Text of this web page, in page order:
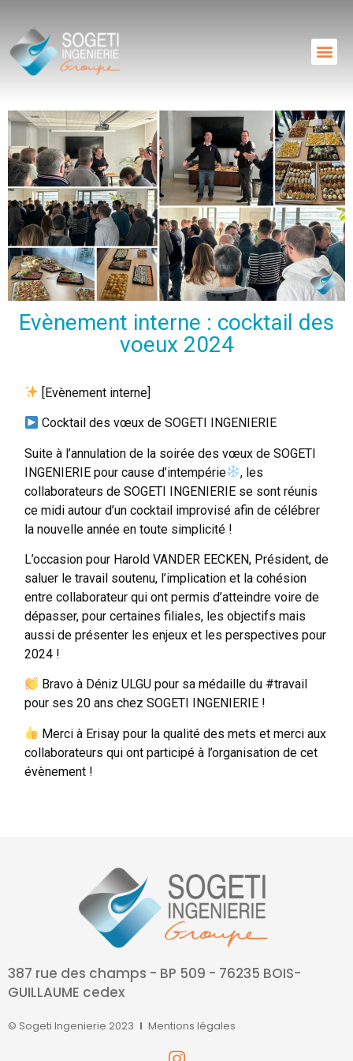
Evènement interne : cocktail des
voeux 2024
[Evènement interne]
Cocktail des vœux de SOGETI INGENIERIE
Suite à l’annulation de la soirée des vœux de SOGETI
INGENIERIE pour cause d’intempérie
, les
collaborateurs de SOGETI INGENIERIE se sont réunis
ce midi autour d’un cocktail improvisé afin de célébrer
la nouvelle année en toute simplicité !
L’occasion pour Harold VANDER EECKEN, Président, de
saluer le travail soutenu, l’implication et la cohésion
entre collaborateur qui ont permis d’atteindre voire de
dépasser, pour certaines filiales, les objectifs mais
aussi de présenter les enjeux et les perspectives pour
2024 !
Bravo à Déniz ULGU pour sa médaille du #travail
pour ses 20 ans chez SOGETI INGENIERIE !
Merci à Erisay pour la qualité des mets et merci aux
collaborateurs qui ont participé à l’organisation de cet
évènement !
387 rue des champs - BP 509 - 76235 BOIS-
GUILLAUME cedex
© Sogeti Ingenierie 2023 Mentions légales